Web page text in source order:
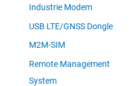
Industrie Modem
USB LTE/GNSS Dongle
M2M-SIM
Remote Management
System